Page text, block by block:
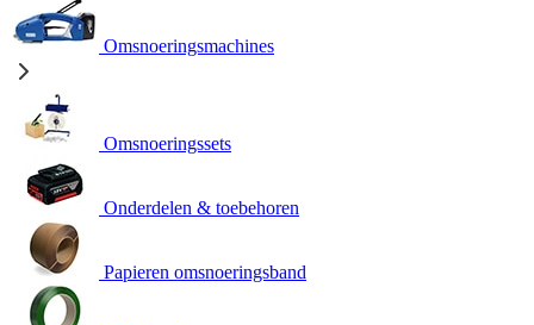
Omsnoeringsmachines
Omsnoeringssets
Onderdelen & toebehoren
Papieren omsnoeringsband